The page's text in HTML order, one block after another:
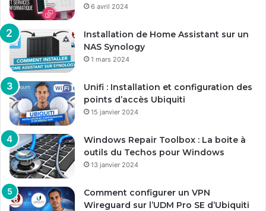
6 avril 2024
Installation de Home Assistant sur un
NAS Synology
1 mars 2024
Unifi : Installation et configuration des
points d’accès Ubiquiti
15 janvier 2024
Windows Repair Toolbox : La boite à
outils du Techos pour Windows
13 janvier 2024
Comment configurer un VPN
Wireguard sur l’UDM Pro SE d’Ubiquiti